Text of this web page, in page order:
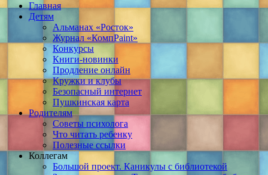
Главная
Детям
Альманах «Росток»
Журнал «КомпPaint»
Конкурсы
Книги-новинки
Продление онлайн
Кружки и клубы
Безопасный интернет
Пушкинская карта
Родителям
Советы психолога
Что читать ребенку
Полезные ссылки
Коллегам
Большой проект. Каникулы с библиотекой